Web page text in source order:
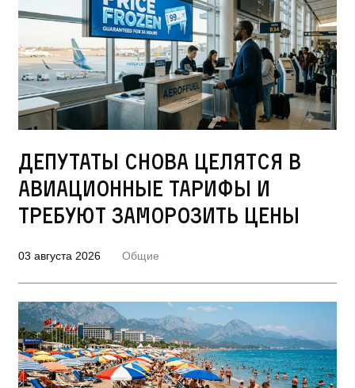
Депутаты снова целятся в
авиационные тарифы и
требуют заморозить цены
03 августа 2026 Общие